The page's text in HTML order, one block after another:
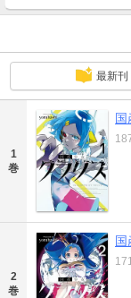
最新刊
1
巻
2
巻